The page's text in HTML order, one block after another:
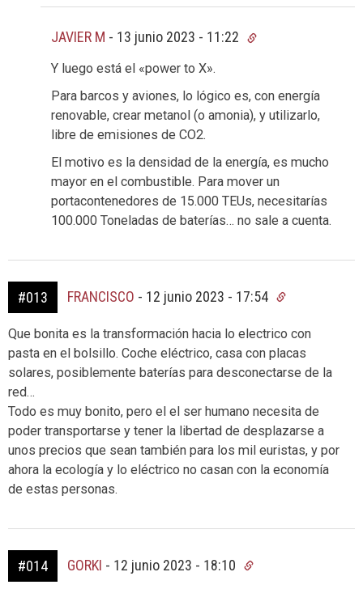
JAVIER M - 13 junio 2023 - 11:22
Y luego está el «power to X».
Para barcos y aviones, lo lógico es, con energía
renovable, crear metanol (o amonia), y utilizarlo,
libre de emisiones de CO2.
El motivo es la densidad de la energía, es mucho
mayor en el combustible. Para mover un
portacontenedores de 15.000 TEUs, necesitarías
100.000 Toneladas de baterías… no sale a cuenta.
#013 FRANCISCO - 12 junio 2023 - 17:54
Que bonita es la transformación hacia lo electrico con
pasta en el bolsillo. Coche eléctrico, casa con placas
solares, posiblemente baterías para desconectarse de la
red…
Todo es muy bonito, pero el el ser humano necesita de
poder transportarse y tener la libertad de desplazarse a
unos precios que sean también para los mil euristas, y por
ahora la ecología y lo eléctrico no casan con la economía
de estas personas.
#014 GORKI - 12 junio 2023 - 18:10